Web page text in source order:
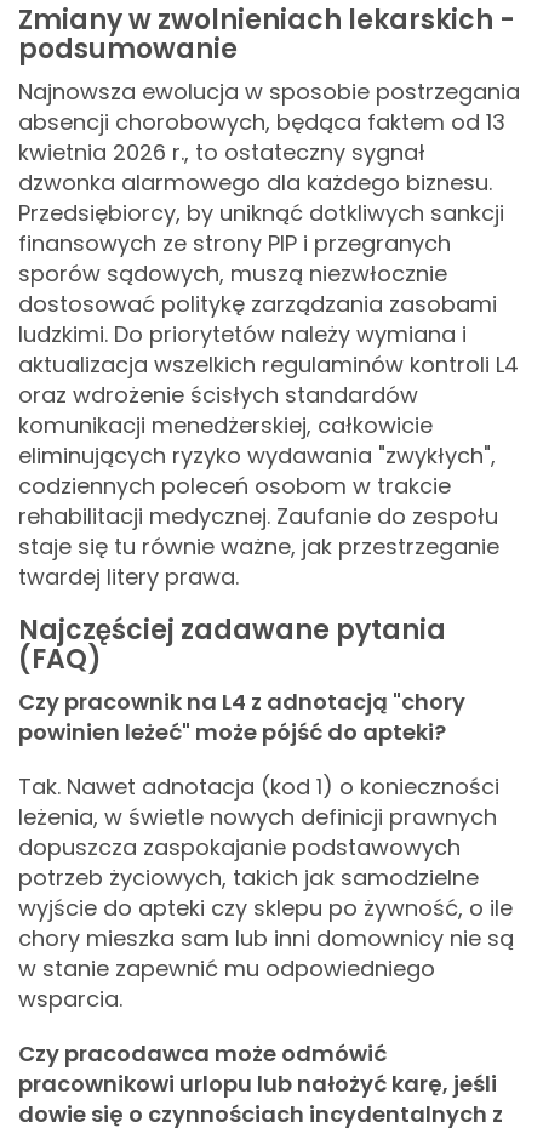
Zmiany w zwolnieniach lekarskich -
podsumowanie
Najnowsza ewolucja w sposobie postrzegania
absencji chorobowych, będąca faktem od 13
kwietnia 2026 r., to ostateczny sygnał
dzwonka alarmowego dla każdego biznesu.
Przedsiębiorcy, by uniknąć dotkliwych sankcji
finansowych ze strony PIP i przegranych
sporów sądowych, muszą niezwłocznie
dostosować politykę zarządzania zasobami
ludzkimi. Do priorytetów należy wymiana i
aktualizacja wszelkich regulaminów kontroli L4
oraz wdrożenie ścisłych standardów
komunikacji menedżerskiej, całkowicie
eliminujących ryzyko wydawania "zwykłych",
codziennych poleceń osobom w trakcie
rehabilitacji medycznej. Zaufanie do zespołu
staje się tu równie ważne, jak przestrzeganie
twardej litery prawa.
Najczęściej zadawane pytania
(FAQ)
Czy pracownik na L4 z adnotacją "chory
powinien leżeć" może pójść do apteki?
Tak. Nawet adnotacja (kod 1) o konieczności
leżenia, w świetle nowych definicji prawnych
dopuszcza zaspokajanie podstawowych
potrzeb życiowych, takich jak samodzielne
wyjście do apteki czy sklepu po żywność, o ile
chory mieszka sam lub inni domownicy nie są
w stanie zapewnić mu odpowiedniego
wsparcia.
Czy pracodawca może odmówić
pracownikowi urlopu lub nałożyć karę, jeśli
dowie się o czynnościach incydentalnych z